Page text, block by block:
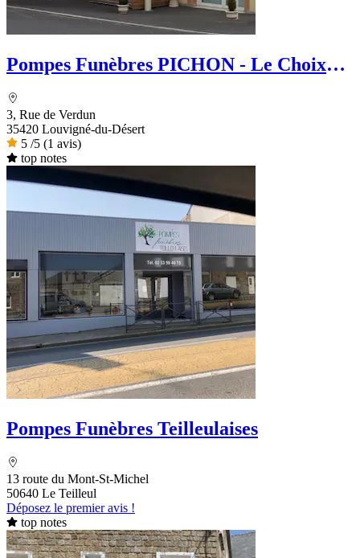
Pompes Funèbres PICHON - Le Choix
3, Rue de Verdun
35420 Louvigné-du-Désert
5 /5 (1 avis)
top notes
Pompes Funèbres Teilleulaises
13 route du Mont-St-Michel
50640 Le Teilleul
Déposez le premier avis !
top notes